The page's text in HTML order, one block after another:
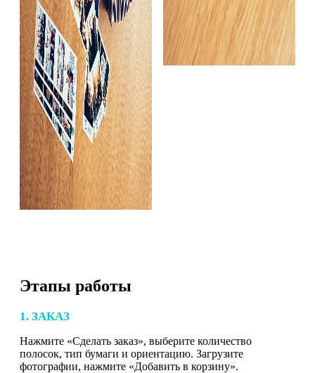
Этапы работы
1. ЗАКАЗ
Нажмите «Сделать заказ», выберите количество
полосок, тип бумаги и ориентацию. Загрузите
фотографии, нажмите «Добавить в корзину».